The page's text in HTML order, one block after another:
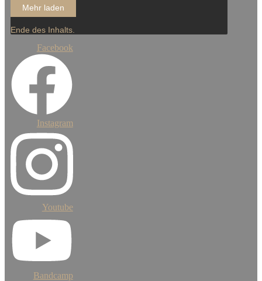
Mehr laden
Ende des Inhalts.
Facebook
Instagram
Youtube
Bandcamp